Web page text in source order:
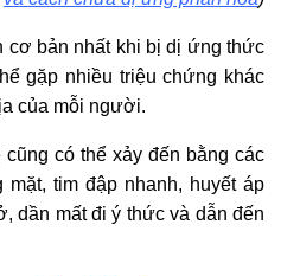
cơ bản nhất khi bị dị ứng thức
gặp nhiều triệu chứng khác
của mỗi người.
có thể xảy đến bằng các
tim đập nhanh, huyết áp
dần mất đi ý thức và dẫn đến